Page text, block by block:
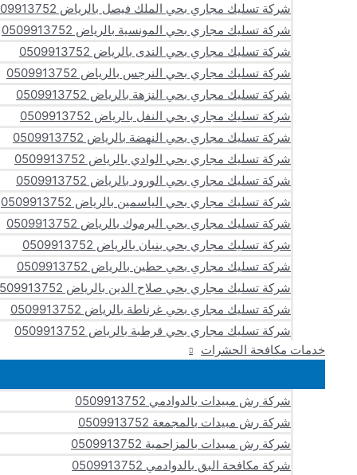
شركة تسليك مجاري بحي الملك فيصل بالرياض 0509913752
شركة تسليك مجاري بحي المونسية بالرياض 0509913752
شركة تسليك مجاري بحي الندى بالرياض 0509913752
شركة تسليك مجاري بحي النرجس بالرياض 0509913752
شركة تسليك مجاري بحي النزهة بالرياض 0509913752
شركة تسليك مجاري بحي النفل بالرياض 0509913752
شركة تسليك مجاري بحي النهضة بالرياض 0509913752
شركة تسليك مجاري بحي الوادي بالرياض 0509913752
شركة تسليك مجاري بحي الورود بالرياض 0509913752
شركة تسليك مجاري بحي الياسمين بالرياض 0509913752
شركة تسليك مجاري بحي اليرموك بالرياض 0509913752
شركة تسليك مجاري بحي بنبان بالرياض 0509913752
شركة تسليك مجاري بحي حطين بالرياض 0509913752
شركة تسليك مجاري بحي صلاح الدين بالرياض 0509913752
شركة تسليك مجاري بحي غرناطة بالرياض 0509913752
شركة تسليك مجاري بحي قرطبة بالرياض 0509913752
خدمات مكافحة الحشرات
شركة رش مبيدات بالدوادمي 0509913752
شركة رش مبيدات بالمجمعة 0509913752
شركة رش مبيدات بالمزاحمية 0509913752
شركة مكافحة البق بالدوادمي 0509913752